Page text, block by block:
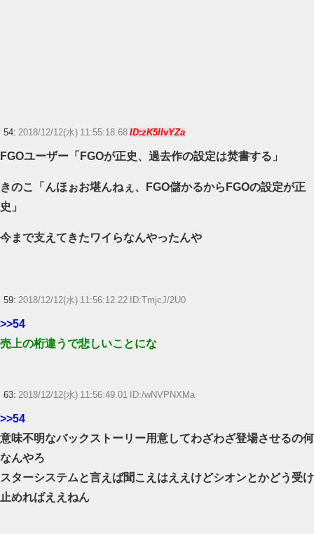
54: 2018/12/12(水) 11:55:18.68 ID:zK5lIvYZa
FGOユーザー「FGOが正史、過去作の設定は焚書する」
きのこ「んほぉお堪んねぇ、FGO儲かるからFGOの設定が正
史」
今まで支えてきたワイらなんやったんや
59: 2018/12/12(水) 11:56:12.22 ID:TmjcJ/2U0
>>54
売上の桁違うで悲しいことにな
63: 2018/12/12(水) 11:56:49.01 ID:/wNVPNXMa
>>54
意味不明なバックストーリー用意してわざわざ登場させるの何
なんやろ
スターシステムと言えば聞こえはええけどシオンとかどう受け
止めればええねん